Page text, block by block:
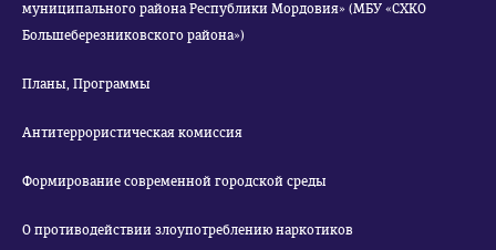
муниципального района Республики Мордовия» (МБУ «СХКО
Большеберезниковского района»)
Планы, Программы
Антитеррористическая комиссия
Формирование современной городской среды
О противодействии злоупотреблению наркотиков